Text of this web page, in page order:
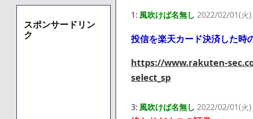
1: 風吹けば名無し 2022/02/01(火
投信を楽天カード決済した
https://www.rakuten-
select_sp
3: 風吹けば名無し 2022/02/01(火
スポンサードリン
ク